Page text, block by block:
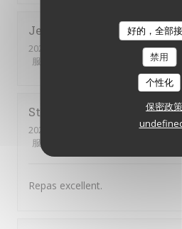
好的，全部
禁用
个性化
保密政策
Jennifer
2025-12-13
服务
5 /5 质价比
Stéphanie
2025-12-07
服务
Repas excellent.